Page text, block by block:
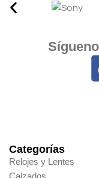
Categorías
Relojes y Lentes
Calzados